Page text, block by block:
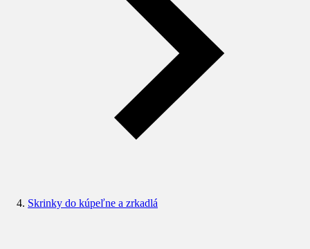
Skrinky do kúpeľne a zrkadlá